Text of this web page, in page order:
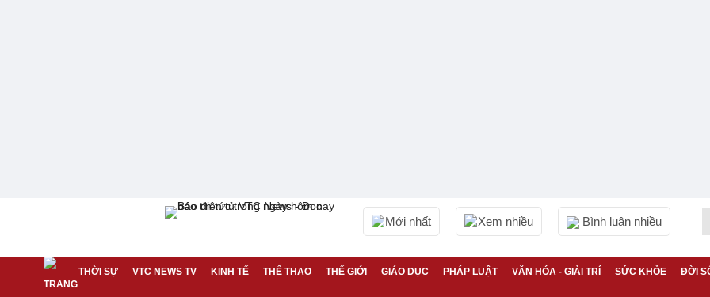
Mới nhất Xem nhiều Bình luận nhiều
THỜI SỰ VTC NEWS TV KINH TẾ THỂ THAO THẾ GIỚI GIÁO DỤC PHÁP LUẬT VĂN HÓA - GIẢI TRÍ SỨC KHỎE ĐỜI